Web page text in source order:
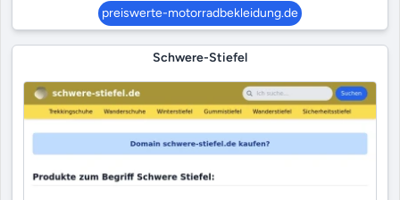
preiswerte-motorradbekleidung.de
Schwere-Stiefel